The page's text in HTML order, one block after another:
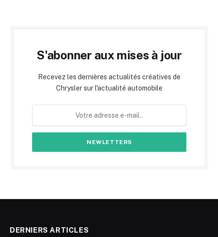
S'abonner aux mises à jour
Recevez les dernières actualités créatives de
Chrysler sur l'actualité automobile
DERNIERS ARTICLES